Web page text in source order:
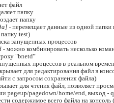
файл
папку
папку
- перемещает данные из одной
test)
запущенных процессов
- можно комбинировать несколько
"bnetd"
процессов в реальном
для редактирования файл в
с запросом сохранения файла)
для чтения файл, позволяет
pageup/pagedown/home/end, выход -
содержимое всего файла на